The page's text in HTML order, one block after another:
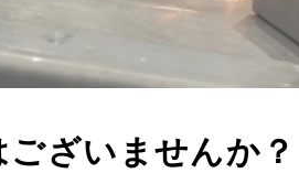
ざいませんか？